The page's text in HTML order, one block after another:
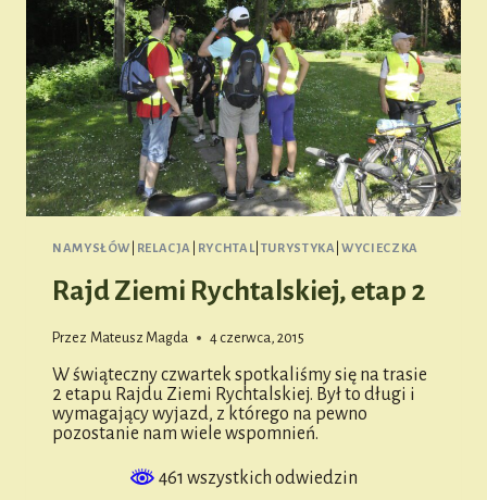
NAMYSŁÓW RELACJA RYCHTAL| TURYSTYKA |WYCIECZKA
Rajd Ziemi Rychtalskiej, etap 2
Przez Mateusz Magda 4 czerwca, 2015
W świąteczny czwartek spotkaliśmy się na trasie
2 etapu Rajdu Ziemi Rychtalskiej. Był to długi i
wymagający wyjazd, z którego na pewno
pozostanie nam wiele wspomnień.
461 wszystkich odwiedzin